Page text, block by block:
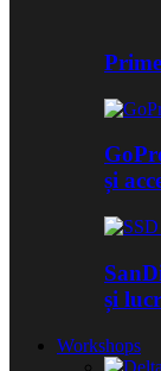
și
și
Workshops